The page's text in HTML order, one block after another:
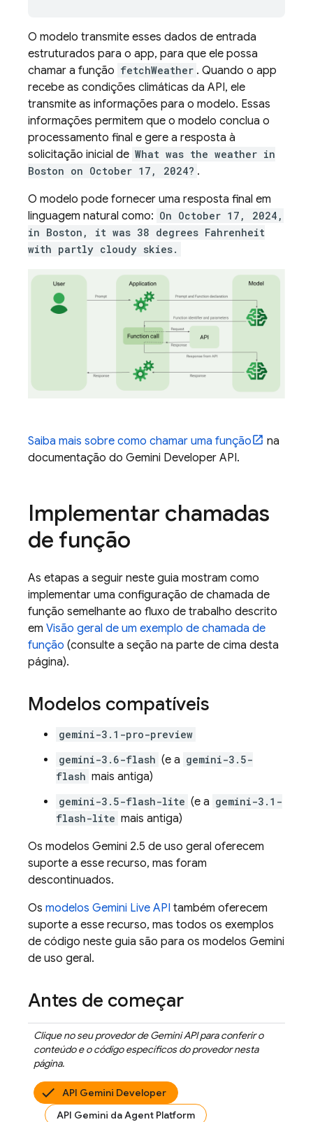
O modelo transmite esses dados de entrada
estruturados para o app, para que ele possa
chamar a função fetchWeather . Quando o app
recebe as condições climáticas da API, ele
transmite as informações para o modelo. Essas
informações permitem que o modelo conclua o
processamento final e gere a resposta à
solicitação inicial de What was the weather in
Boston on October 17, 2024? .
O modelo pode fornecer uma resposta final em
linguagem natural como: On October 17, 2024,
in Boston, it was 38 degrees Fahrenheit
with partly cloudy skies.
Saiba mais sobre como chamar uma função
na
documentação do Gemini Developer API.
Implementar chamadas
de função
As etapas a seguir neste guia mostram como
implementar uma configuração de chamada de
função semelhante ao fluxo de trabalho descrito
em Visão geral de um exemplo de chamada de
função (consulte a seção na parte de cima desta
página).
Modelos compatíveis
gemini-3.1-pro-preview
gemini-3.6-flash (e a gemini-3.5-
flash mais antiga)
gemini-3.5-flash-lite (e a gemini-3.1-
flash-lite mais antiga)
Os modelos Gemini 2.5 de uso geral oferecem
suporte a esse recurso, mas foram
descontinuados.
Os modelos Gemini Live API também oferecem
suporte a esse recurso, mas todos os exemplos
de código neste guia são para os modelos Gemini
de uso geral.
Antes de começar
Clique no seu provedor deGemini APIpara conferir o
conteúdo e o código específicos do provedor nesta
página.
API Gemini Developer
API Gemini da Agent Platform